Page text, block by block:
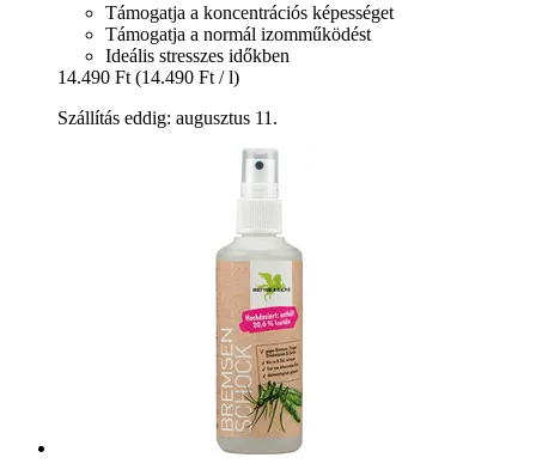
Támogatja a koncentrációs képességet
Támogatja a normál izomműködést
Ideális stresszes időkben
14.490 Ft (14.490 Ft / l)
Szállítás eddig: augusztus 11.